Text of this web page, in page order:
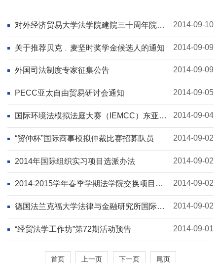
对外经济贸易大学法学院建院三十周年院庆
公告（第一号）
2014-09-10
关于推荐贝克﹒麦坚时奖学金候选人的通知 2014-09-09
外国司法制度专家征集公告 2014-09-09
PECC亚太自由贸易研讨会通知 2014-09-05
国际环境法模拟法庭大赛（IEMCC）东亚赛
区选拔赛通知
2014-09-04
“贸仲杯”国际商事模拟仲裁比赛招募队员 2014-09-02
2014年国际组织实习项目选派办法 2014-09-02
2014-2015学年春季学期法学院交换项目选
拔通知
2014-09-02
德国法兰克福大学法律与金融研究所国际金
融法学硕士项目
2014-09-02
“经贸法学工作坊”第72期活动预告 2014-09-01
首页 上一页 下一页 尾页